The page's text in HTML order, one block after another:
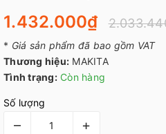
1.432.000₫
* Giá sản phẩm đã bao gồm VAT
Thương hiệu: MAKITA
Tình trạng: Còn hàng
Số lượng
– +